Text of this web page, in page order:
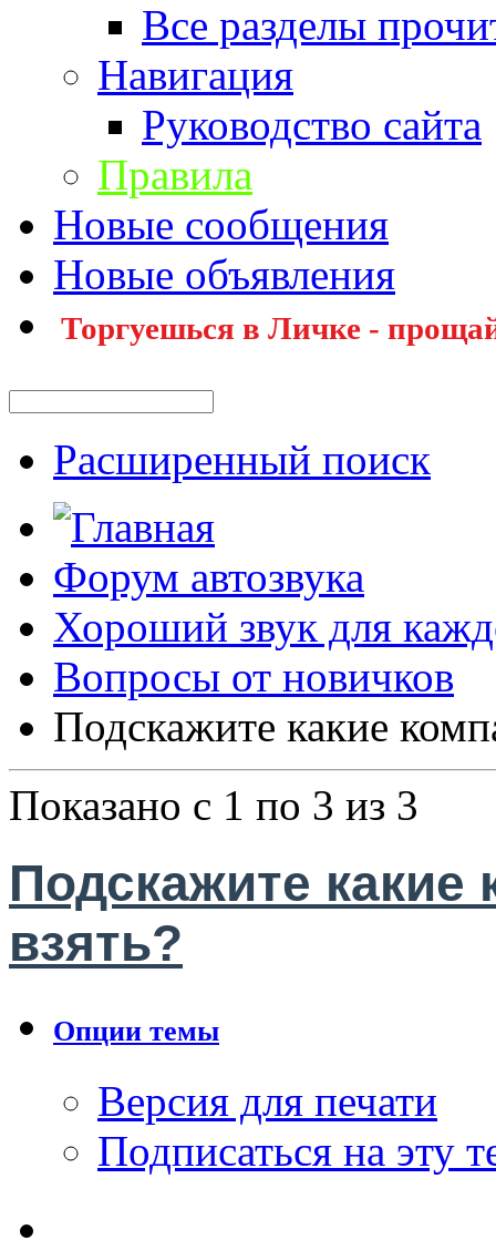
Все разделы
Навигация
Руководство сайта
Правила
Новые сообщения
Новые объявления
Торгуешься в Личке -
Расширенный поиск
Форум автозвука
Хороший звук для
Вопросы от новичков
Подскажите какие
Показано с 1 по 3 из 3
Подскажите
взять?
Опции темы
Версия для печати
Подписаться на эту